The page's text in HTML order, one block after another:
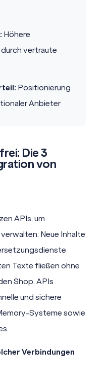
Höhere
vertraute
Positionierung
Anbieter
Die 3
von
APIs, um
Neue Inhalte
Texte fließen ohne
Shop. APIs
und sichere
Systeme sowie
Verbindungen